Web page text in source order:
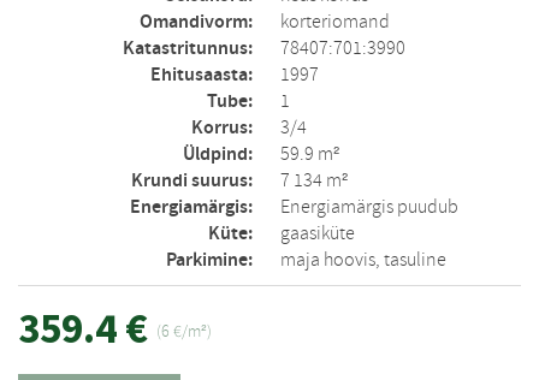
Omandivorm: korteriomand
Katastritunnus: 78407:701:3990
Ehitusaasta: 1997
Tube: 1
Korrus: 3/4
Üldpind: 59.9 m²
Krundi suurus: 7 134 m²
Energiamärgis: Energiamärgis puudub
Küte: gaasiküte
Parkimine: maja hoovis, tasuline
359.4 € (6 €/m²)